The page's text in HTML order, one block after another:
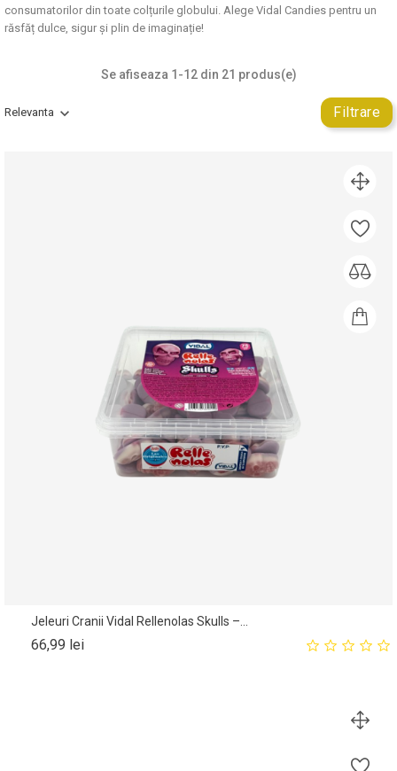
consumatorilor din toate colțurile globului. Alege Vidal Candies pentru un
răsfăț dulce, sigur și plin de imaginație!
Relevanta Filtrare
Se afiseaza 1-12 din 21 produs(e)
Jeleuri Cranii Vidal Rellenolas Skulls –...
66,99 leiPret